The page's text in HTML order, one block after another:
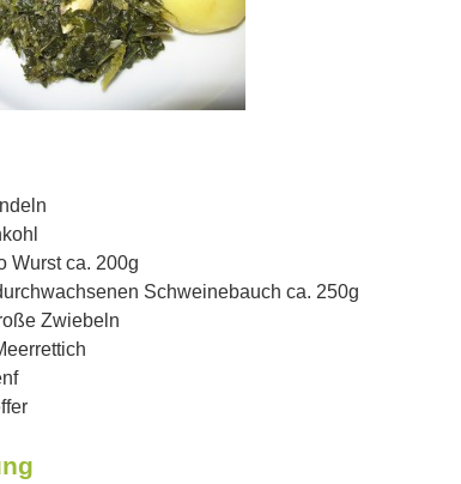
Wurst ca. 200g
Schweinebauch ca. 250g
Zwiebeln